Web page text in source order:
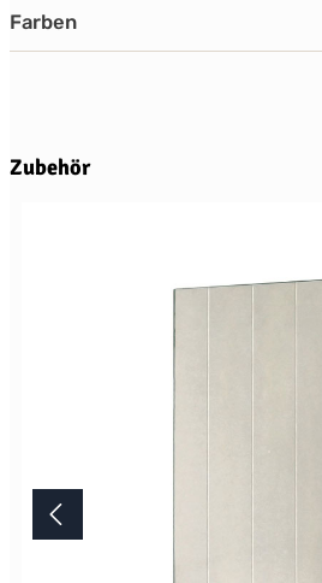
Farben
Produktgalerie überspringen
Zubehör